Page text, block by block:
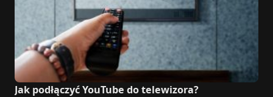
Jak podłączyć YouTube do telewizora?